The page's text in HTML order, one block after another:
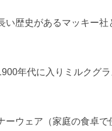
い歴史があるマッキー社
年代に入りミルクグ
ーウェア（家庭の食卓で